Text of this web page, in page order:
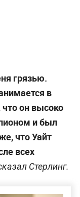
грязью.
в
он высоко
и был
что Уайт
всех
Стерлинг.